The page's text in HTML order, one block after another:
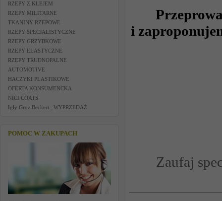
RZEPY Z KLEJEM
RZEPY MILITARNE
TKANINY RZEPOWE
RZEPY SPECJALISTYCZNE
RZEPY GRZYBKOWE
RZEPY ELASTYCZNE
RZEPY TRUDNOPALNE
AUTOMOTIVE
HACZYKI PLASTIKOWE
OFERTA KONSUMENCKA
NICI COATS
Igły Groz Beckert _WYPRZEDAŻ
POMOC W ZAKUPACH
i
Zaufaj